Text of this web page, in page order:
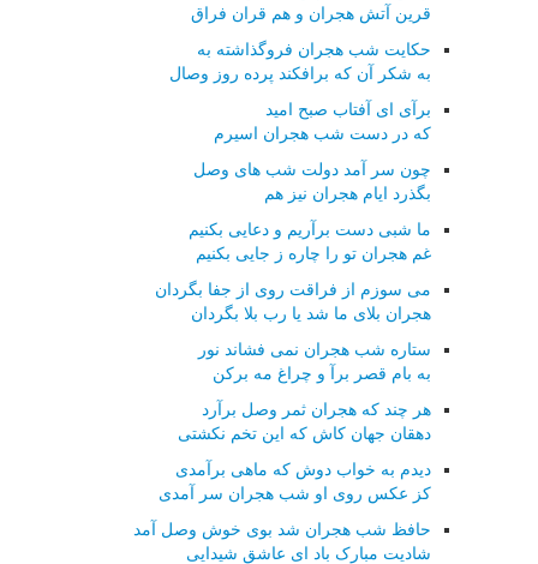
قرین آتش هجران و هم قران فراق
حکایت شب هجران فروگذاشته به
به شکر آن که برافکند پرده روز وصال
برآی ای آفتاب صبح امید
که در دست شب هجران اسیرم
چون سر آمد دولت شب های وصل
بگذرد ایام هجران نیز هم
ما شبی دست برآریم و دعایی بکنیم
غم هجران تو را چاره ز جایی بکنیم
می سوزم از فراقت روی از جفا بگردان
هجران بلای ما شد یا رب بلا بگردان
ستاره شب هجران نمی فشاند نور
به بام قصر برآ و چراغ مه برکن
هر چند که هجران ثمر وصل برآرد
دهقان جهان کاش که این تخم نکشتی
دیدم به خواب دوش که ماهی برآمدی
کز عکس روی او شب هجران سر آمدی
حافظ شب هجران شد بوی خوش وصل آمد
شادیت مبارک باد ای عاشق شیدایی